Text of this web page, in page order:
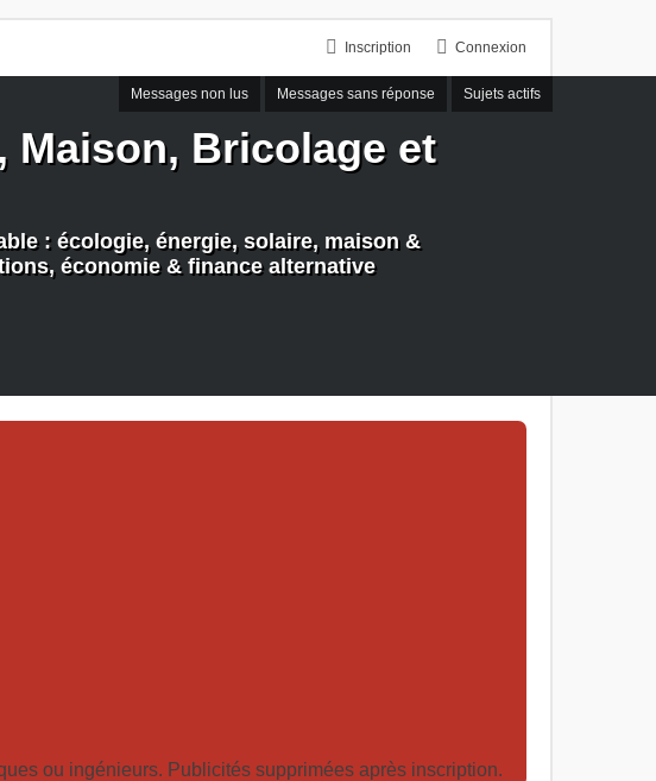
Connexion
Inscription
Messages non lus Messages sans réponse Sujets actifs
Maison, Bricolage et
: écologie, énergie, solaire, maison &
économie & finance alternative
ou ingénieurs. Publicités supprimées après inscription.